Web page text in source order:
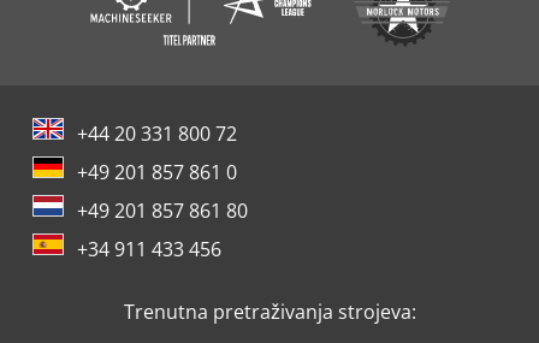
+44 20 331 800 72
+49 201 857 861 0
+49 201 857 861 80
+34 911 433 456
Trenutna pretraživanja strojeva: